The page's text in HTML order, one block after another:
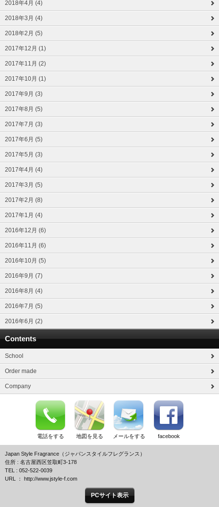
2018年4月 (4)
2018年3月 (4)
2018年2月 (5)
2017年12月 (1)
2017年11月 (2)
2017年10月 (1)
2017年9月 (3)
2017年8月 (5)
2017年7月 (3)
2017年6月 (5)
2017年5月 (3)
2017年4月 (4)
2017年3月 (5)
2017年2月 (8)
2017年1月 (4)
2016年12月 (6)
2016年11月 (6)
2016年10月 (5)
2016年9月 (7)
2016年8月 (4)
2016年7月 (5)
2016年6月 (2)
Contents
School
Order made
Company
電話をする 地図を見る メールをする facebook
Japan Style Fragrance（ジャパンスタイルフレグランス）
住所 : 名古屋西区笠取町3-178
TEL : 052-522-0039
URL ： http://www.jstyle-f.com
PCサイト表示